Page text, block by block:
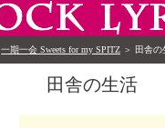
一期一会 Sweets for my SPITZ ＞ 田舎の
田舎の生活